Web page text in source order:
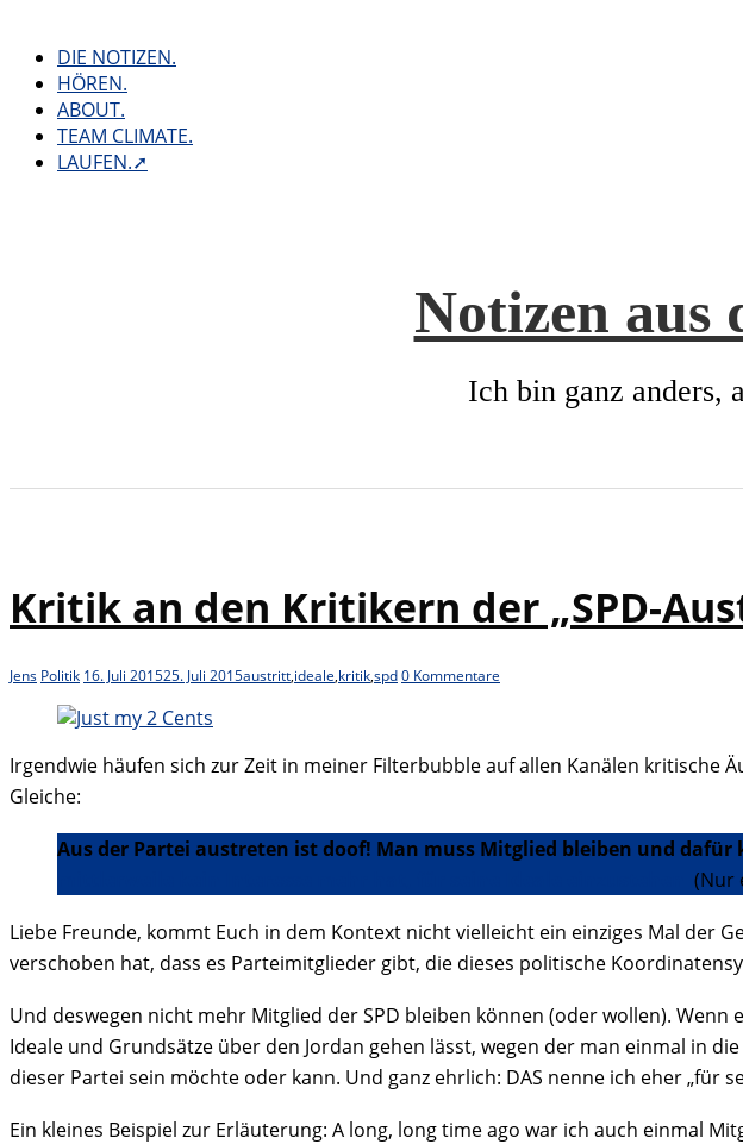
contentDIE NOTIZEN.
HÖREN.
ABOUT.
TEAM CLIMATE.
LAUFEN.➚
Notizen aus
Ich bin ganz anders,
Kritik an den Kritikern der „SPD-
Jens Politik 16. Juli 201525. Juli 2015austritt,ideale,kritik,spd0 Kommentare
Irgendwie häufen sich zur Zeit in meiner Filterbubble auf allen Kanälen kritische
Gleiche:
Aus der Partei austreten ist doof! Man muss Mitglied bleiben und
(Nur
Liebe Freunde, kommt Euch in dem Kontext nicht vielleicht ein einziges Mal der
verschoben hat, dass es Parteimitglieder gibt, die dieses politische
Und deswegen nicht mehr Mitglied der SPD bleiben können (oder wollen).
Ideale und Grundsätze über den Jordan gehen lässt, wegen der man einmal in
dieser Partei sein möchte oder kann. Und ganz ehrlich: DAS nenne ich eher „für
Ein kleines Beispiel zur Erläuterung: A long, long time ago war ich auch einmal